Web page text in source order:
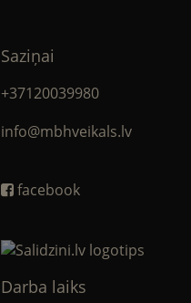
Saziņai
+37120039980
info@mbhveikals.lv
facebook
Darba laiks